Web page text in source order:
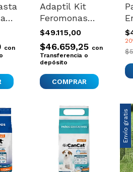
con
Adaptil Kit
Feromonas
Para Perros
Ansiedad
Miedos
Soledad
$49.115,00
$46.659,25 con
Transferencia o
depósito
Envío gratis